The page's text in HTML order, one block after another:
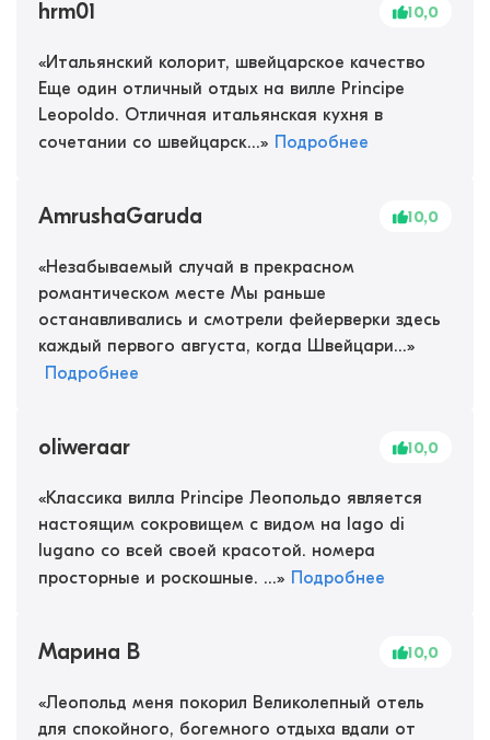
hrm01 10,0
«Итальянский колорит, швейцарское качество
Еще один отличный отдых на вилле Principe
Leopoldo. Отличная итальянская кухня в
сочетании со швейцарск...» Подробнее
AmrushaGaruda 10,0
«Незабываемый случай в прекрасном
романтическом месте Мы раньше
останавливались и смотрели фейерверки здесь
каждый первого августа, когда Швейцари...»
Подробнее
oliweraar 10,0
«Классика вилла Principe Леопольдо является
настоящим сокровищем с видом на lago di
lugano со всей своей красотой. номера
просторные и роскошные. ...» Подробнее
Марина В 10,0
«Леопольд меня покорил Великолепный отель
для спокойного, богемного отдыха вдали от